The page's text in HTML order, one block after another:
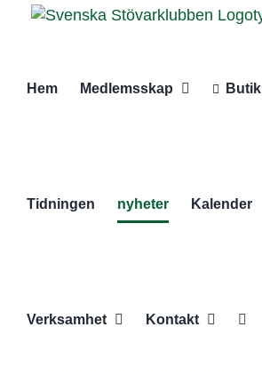
Fortsätt
Hem Medlemsskap Butik
Tidningen nyheter Kalender
Verksamhet Kontakt